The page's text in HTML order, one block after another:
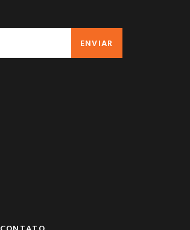
ENVIAR